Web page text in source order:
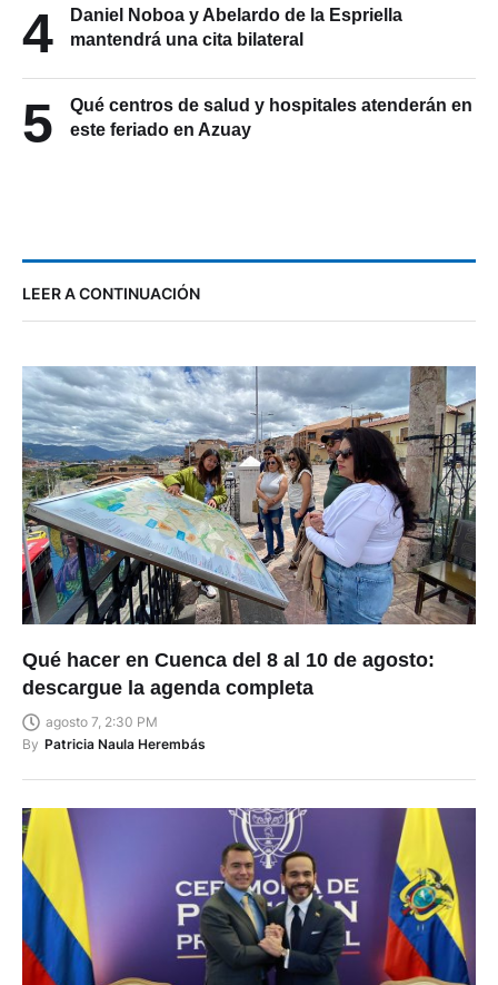
4
Daniel Noboa y Abelardo de la Espriella
mantendrá una cita bilateral
5
Qué centros de salud y hospitales atenderán en
este feriado en Azuay
LEER A CONTINUACIÓN
Qué hacer en Cuenca del 8 al 10 de agosto:
descargue la agenda completa
agosto 7, 2:30 PM
By Patricia Naula Herembás